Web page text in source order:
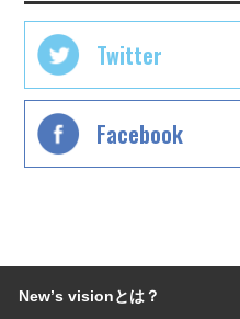
Twitter
Facebook
Newʼs visionとは？